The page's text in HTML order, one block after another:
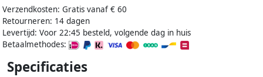
Verzendkosten: Gratis vanaf € 60
Retourneren: 14 dagen
Levertijd: Voor 22:45 besteld, volgende dag in huis
Betaalmethodes:
Specificaties